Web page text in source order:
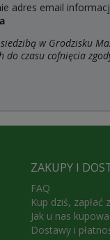
adres email
w Grodzisku
do czasu cofnięcia
ZAKUPY I
FAQ
Kup dziś, zapłać
Jak u nas
Dostawy i